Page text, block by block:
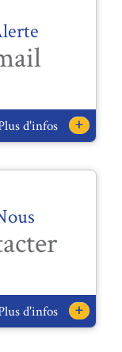
d'infos +
d'infos +